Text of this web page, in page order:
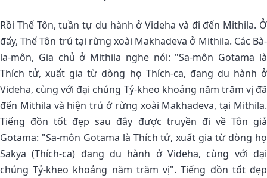
Rồi Thế Tôn, tuần tự du hành ở Videha và đi đến Mithila. Ở
đấy, Thế Tôn trú tại rừng xoài Makhadeva ở Mithila. Các Bà-
la-môn, Gia chủ ở Mithila nghe nói: "Sa-môn Gotama là
Thích tử, xuất gia từ dòng họ Thích-ca, đang du hành ở
Videha, cùng với đại chúng Tỷ-kheo khoảng năm trăm vị đã
đến Mithila và hiện trú ở rừng xoài Makhadeva, tại Mithila.
Tiếng đồn tốt đẹp sau đây được truyền đi về Tôn giả
Gotama: "Sa-môn Gotama là Thích tử, xuất gia từ dòng họ
Sakya (Thích-ca) đang du hành ở Videha, cùng với đại
chúng Tỷ-kheo khoảng năm trăm vị". Tiếng đồn tốt đẹp